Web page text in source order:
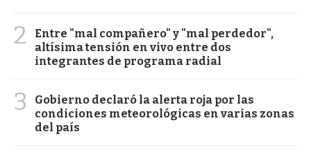
2
Entre "mal compañero" y "mal perdedor",
altísima tensión en vivo entre dos
integrantes de programa radial
3
Gobierno declaró la alerta roja por las
condiciones meteorológicas en varias zonas
del país